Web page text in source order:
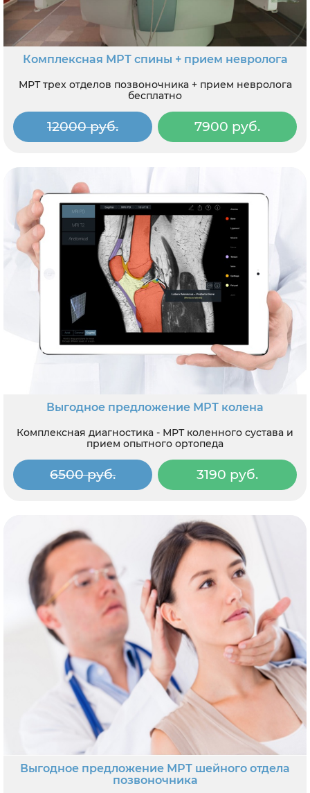
Комплексная МРТ спины + прием невролога
МРТ трех отделов позвоночника + прием невролога
бесплатно
12000 руб. 7900 руб.
Выгодное предложение МРТ колена
Комплексная диагностика - МРТ коленного сустава и
прием опытного ортопеда
6500 руб. 3190 руб.
Выгодное предложение МРТ шейного отдела
позвоночника